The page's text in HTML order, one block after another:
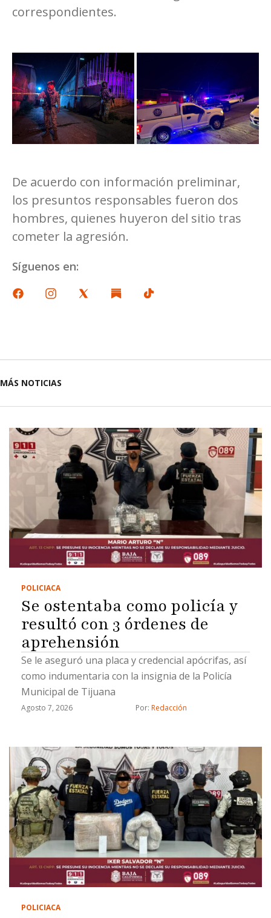
correspondientes.
De acuerdo con información preliminar,
los presuntos responsables fueron dos
hombres, quienes huyeron del sitio tras
cometer la agresión.
Síguenos en:
MÁS NOTICIAS
POLICIACA
Se ostentaba como policía y
resultó con 3 órdenes de
aprehensión
Se le aseguró una placa y credencial apócrifas, así
como indumentaria con la insignia de la Policía
Municipal de Tijuana
Agosto 7, 2026 Por: Redacción
POLICIACA